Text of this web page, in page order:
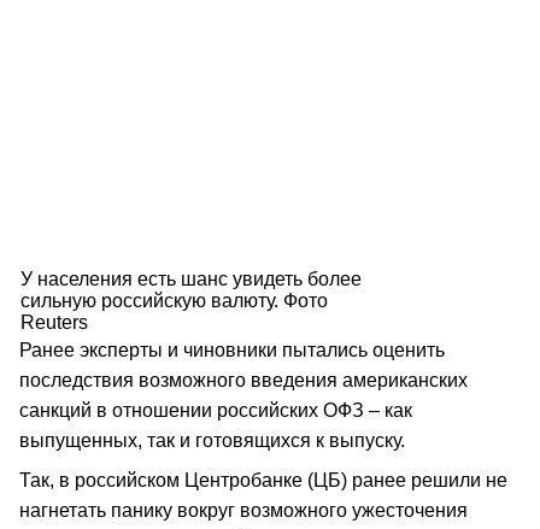
У населения есть шанс увидеть более
сильную российскую валюту. Фото
Reuters
Ранее эксперты и чиновники пытались оценить
последствия возможного введения американских
санкций в отношении российских ОФЗ – как
выпущенных, так и готовящихся к выпуску.
Так, в российском Центробанке (ЦБ) ранее решили не
нагнетать панику вокруг возможного ужесточения